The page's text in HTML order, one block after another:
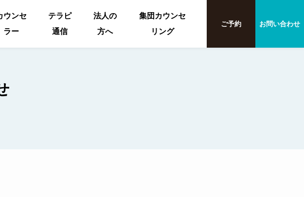
ウンセ
ラー
テラピ
通信
法人の
方へ
集団カウンセ
リング
ご予約 お問い合わせ